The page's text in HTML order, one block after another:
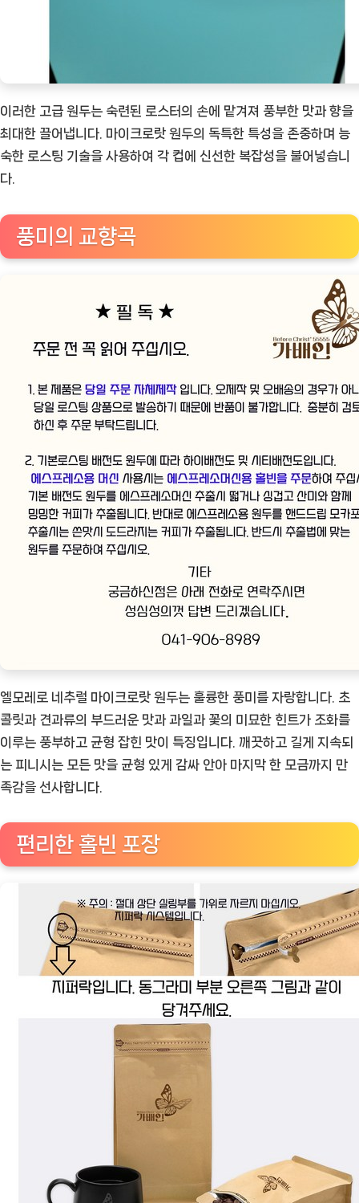
이러한 고급 원두는 숙련된 로스터의 손에 맡겨져 풍부한 맛과 향을
최대한 끌어냅니다. 마이크로랏 원두의 독특한 특성을 존중하며 능
숙한 로스팅 기술을 사용하여 각 컵에 신선한 복잡성을 불어넣습니
다.
풍미의 교향곡
엘모레로 네추럴 마이크로랏 원두는 훌륭한 풍미를 자랑합니다. 초
콜릿과 견과류의 부드러운 맛과 과일과 꽃의 미묘한 힌트가 조화를
이루는 풍부하고 균형 잡힌 맛이 특징입니다. 깨끗하고 길게 지속되
는 피니시는 모든 맛을 균형 있게 감싸 안아 마지막 한 모금까지 만
족감을 선사합니다.
편리한 홀빈 포장